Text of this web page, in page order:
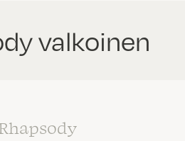
valkoinen